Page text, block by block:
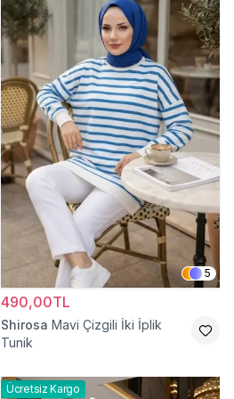
5
490,00TL
Shirosa Mavi Çizgili İki İplik
Tunik
Ücretsiz Kargo